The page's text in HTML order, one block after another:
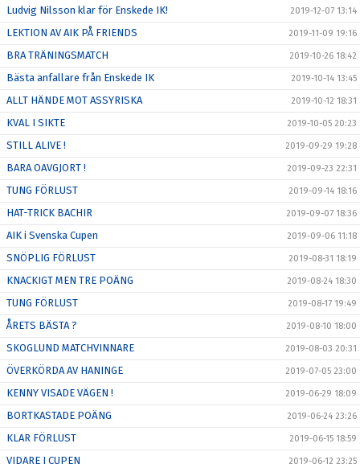
Ludvig Nilsson klar för Enskede IK! 2019-12-07 13:14
LEKTION AV AIK PÅ FRIENDS 2019-11-09 19:16
BRA TRÄNINGSMATCH 2019-10-26 18:42
Bästa anfallare från Enskede IK 2019-10-14 13:45
ALLT HÄNDE MOT ASSYRISKA 2019-10-12 18:31
KVAL I SIKTE 2019-10-05 20:23
STILL ALIVE ! 2019-09-29 19:28
BARA OAVGJORT ! 2019-09-23 22:31
TUNG FÖRLUST 2019-09-14 18:16
HAT-TRICK BACHIR 2019-09-07 18:36
AIK i Svenska Cupen 2019-09-06 11:18
SNÖPLIG FÖRLUST 2019-08-31 18:19
KNACKIGT MEN TRE POÄNG 2019-08-24 18:30
TUNG FÖRLUST 2019-08-17 19:49
ÅRETS BÄSTA ? 2019-08-10 18:00
SKOGLUND MATCHVINNARE 2019-08-03 20:31
ÖVERKÖRDA AV HANINGE 2019-07-05 23:00
KENNY VISADE VÄGEN ! 2019-06-29 18:09
BORTKASTADE POÄNG 2019-06-24 23:26
KLAR FÖRLUST 2019-06-15 18:59
VIDARE I CUPEN 2019-06-12 23:25